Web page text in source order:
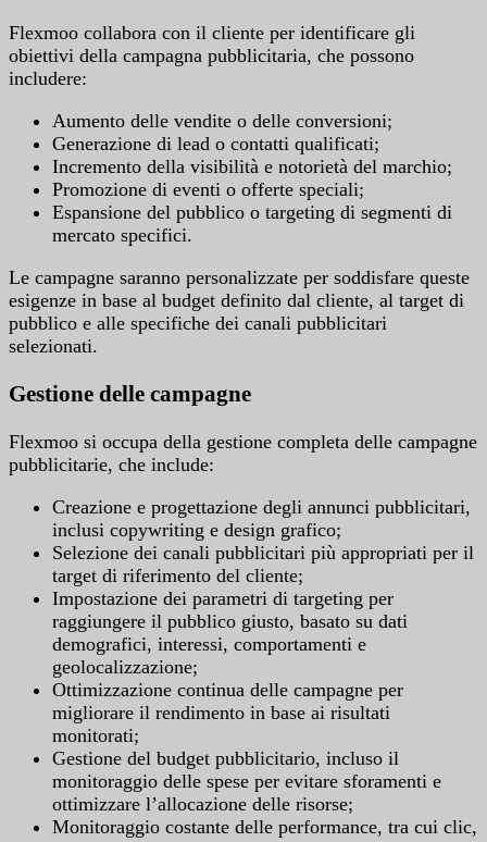
Flexmoo collabora con il cliente per identificare gli
obiettivi della campagna pubblicitaria, che possono
includere:
Aumento delle vendite o delle conversioni;
Generazione di lead o contatti qualificati;
Incremento della visibilità e notorietà del marchio;
Promozione di eventi o offerte speciali;
Espansione del pubblico o targeting di segmenti di
mercato specifici.
Le campagne saranno personalizzate per soddisfare queste
esigenze in base al budget definito dal cliente, al target di
pubblico e alle specifiche dei canali pubblicitari
selezionati.
Gestione delle campagne
Flexmoo si occupa della gestione completa delle campagne
pubblicitarie, che include:
Creazione e progettazione degli annunci pubblicitari,
inclusi copywriting e design grafico;
Selezione dei canali pubblicitari più appropriati per il
target di riferimento del cliente;
Impostazione dei parametri di targeting per
raggiungere il pubblico giusto, basato su dati
demografici, interessi, comportamenti e
geolocalizzazione;
Ottimizzazione continua delle campagne per
migliorare il rendimento in base ai risultati
monitorati;
Gestione del budget pubblicitario, incluso il
monitoraggio delle spese per evitare sforamenti e
ottimizzare l’allocazione delle risorse;
Monitoraggio costante delle performance, tra cui clic,